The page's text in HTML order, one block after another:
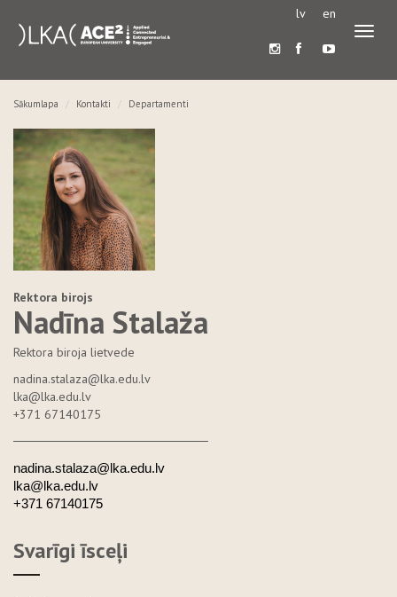
lv en
Sākumlapa Kontakti Departamenti
Rektora birojs
Nadīna Stalaža
Rektora biroja lietvede
nadina.stalaza@lka.edu.lv
lka@lka.edu.lv
+371 67140175
nadina.stalaza@lka.edu.lv
lka@lka.edu.lv
+371 67140175
Svarīgi īsceļi